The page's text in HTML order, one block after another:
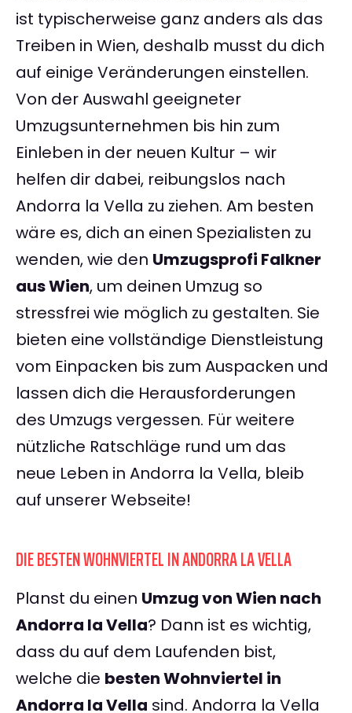
ist typischerweise ganz anders als das
Treiben in Wien, deshalb musst du dich
auf einige Veränderungen einstellen.
Von der Auswahl geeigneter
Umzugsunternehmen bis hin zum
Einleben in der neuen Kultur – wir
helfen dir dabei, reibungslos nach
Andorra la Vella zu ziehen. Am besten
wäre es, dich an einen Spezialisten zu
wenden, wie den Umzugsprofi Falkner
aus Wien, um deinen Umzug so
stressfrei wie möglich zu gestalten. Sie
bieten eine vollständige Dienstleistung
vom Einpacken bis zum Auspacken und
lassen dich die Herausforderungen
des Umzugs vergessen. Für weitere
nützliche Ratschläge rund um das
neue Leben in Andorra la Vella, bleib
auf unserer Webseite!
DIE BESTEN WOHNVIERTEL IN ANDORRA LA VELLA
Planst du einen Umzug von Wien nach
Andorra la Vella? Dann ist es wichtig,
dass du auf dem Laufenden bist,
welche die besten Wohnviertel in
Andorra la Vella sind. Andorra la Vella